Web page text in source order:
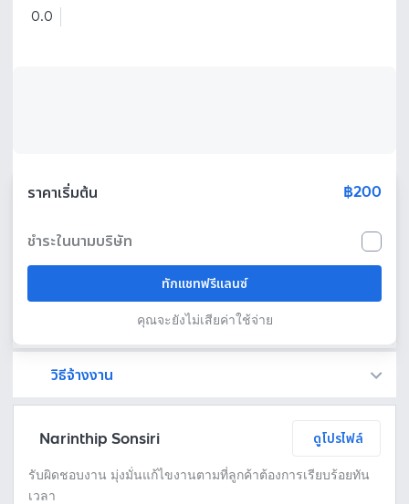
0.0
ราคาเริ่มต้น ฿200
ชำระในนามบริษัท
ทักแชทฟรีแลนซ์
คุณจะยังไม่เสียค่าใช้จ่าย
วิธีจ้างงาน
Narinthip Sonsiri ดูโปรไฟล์
รับผิดชอบงาน มุ่งมั่นแก้ไขงานตามที่ลูกค้าต้องการเรียบร้อยทัน
เวลา